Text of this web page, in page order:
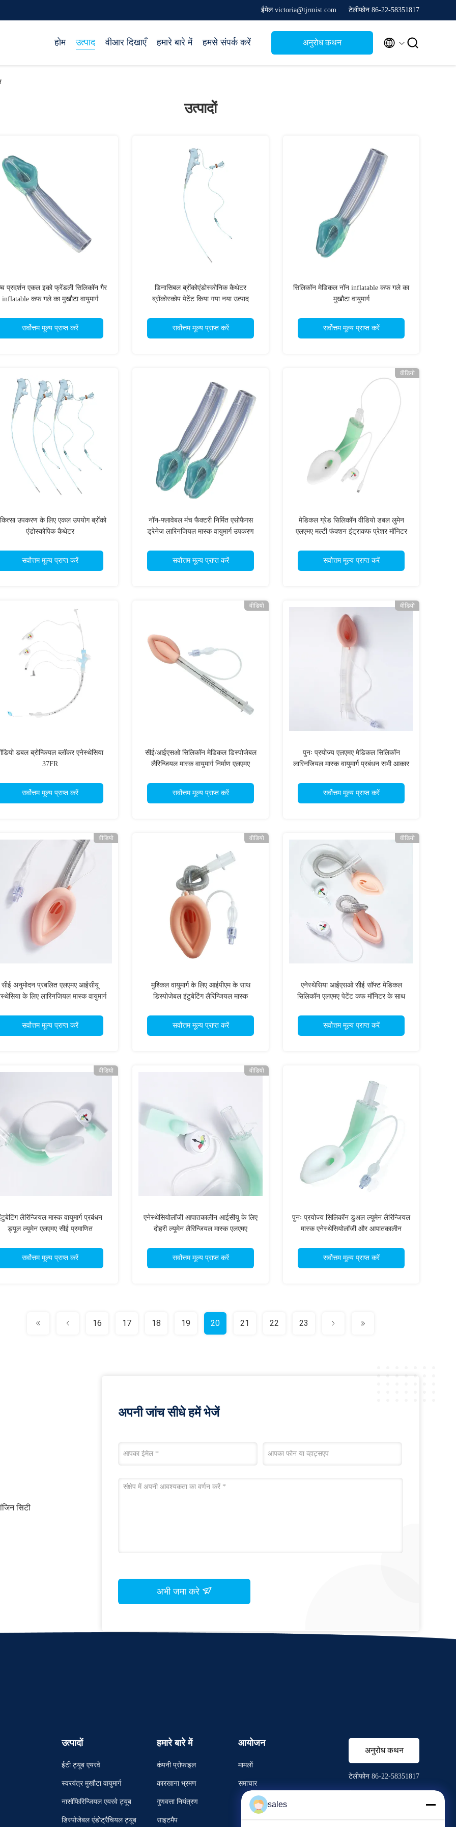
ईमेल victoria@tjrmist.com टेलीफोन 86-22-58351817
होम उत्पाद वीआर दिखाएँ हमारे बारे में हमसे संपर्क करें अनुरोध कथन  
उत्पादों
प्रदर्शन एकल इको फ्रेंडली सिलिकॉन गैर
inflatable कफ गले का मुखौटा वायुमार्ग
सर्वोत्तम मूल्य प्राप्त करें
डिनासिबल ब्रोंकोएंडोस्कोनिक कैथेटर
ब्रोंकोस्कोप पेटेंट किया गया नया उत्पाद
सर्वोत्तम मूल्य प्राप्त करें
सिलिकॉन मेडिकल नॉन inflatable कफ गले का
मुखौटा वायुमार्ग
सर्वोत्तम मूल्य प्राप्त करें
उपकरण के लिए एकल उपयोग ब्रोंको
एंडोस्कोपिक कैथेटर
सर्वोत्तम मूल्य प्राप्त करें
नॉन-फ्लावेबल मंच फैक्टरी निर्मित एसोफैगस
ड्रेनेज लारिनजियल मास्क वायुमार्ग उपकरण
सर्वोत्तम मूल्य प्राप्त करें
वीडियो
मेडिकल ग्रेड सिलिकॉन वीडियो डबल लुमेन
एलएमए मल्टी फंक्शन इंट्राकफ प्रेशर मॉनिटर
सर्वोत्तम मूल्य प्राप्त करें
डबल ब्रोन्कियल ब्लॉकर एनेस्थेसिया
37FR
सर्वोत्तम मूल्य प्राप्त करें
वीडियो
सीई/आईएसओ सिलिकॉन मेडिकल डिस्पोजेबल
लैरिन्जियल मास्क वायुमार्ग निर्माण एलएमए
सर्वोत्तम मूल्य प्राप्त करें
वीडियो
पुनः प्रयोज्य एलएमए मेडिकल सिलिकॉन
लारिनजियल मास्क वायुमार्ग प्रबंधन सभी आकार
सर्वोत्तम मूल्य प्राप्त करें
वीडियो
सीई अनुमोदन प्रबलित एलएमए आईसीयू
के लिए लारिनजियल मास्क वायुमार्ग
सर्वोत्तम मूल्य प्राप्त करें
वीडियो
मुश्किल वायुमार्ग के लिए आईपीएम के साथ
डिस्पोजेबल इंटुबेटिंग लैरिन्जियल मास्क
सर्वोत्तम मूल्य प्राप्त करें
वीडियो
एनेस्थेसिया आईएसओ सीई सॉफ्ट मेडिकल
सिलिकॉन एलएमए पेटेंट कफ मॉनिटर के साथ
सर्वोत्तम मूल्य प्राप्त करें
वीडियो
लैरिन्जियल मास्क वायुमार्ग प्रबंधन
ड्यूल ल्यूमेन एलएमए सीई प्रमाणित
सर्वोत्तम मूल्य प्राप्त करें
वीडियो
एनेस्थेसियोलॉजी आपातकालीन आईसीयू के लिए
दोहरी ल्यूमेन लैरिन्जियल मास्क एलएमए
सर्वोत्तम मूल्य प्राप्त करें
पुनः प्रयोज्य सिलिकॉन डुअल ल्यूमेन लैरिन्जियल
मास्क एनेस्थेसियोलॉजी और आपातकालीन
सर्वोत्तम मूल्य प्राप्त करें
16 17 18 19 20 21 22 23
सिटी
अपनी जांच सीधे हमें भेजें
अभी जमा करे
उत्पादों
ईटी ट्यूब एयरवे
स्वरयंत्र मुखौटा वायुमार्ग
नासॉफिरिन्जियल एयरवे ट्यूब
डिस्पोजेबल एंडोट्रैचियल ट्यूब
हमारे बारे में
कंपनी प्रोफाइल
कारखाना भ्रमण
गुणवत्ता नियंत्रण
साइटमैप
आयोजन
मामलों
समाचार
अनुरोध कथन
टेलीफोन 86-22-58351817
sales